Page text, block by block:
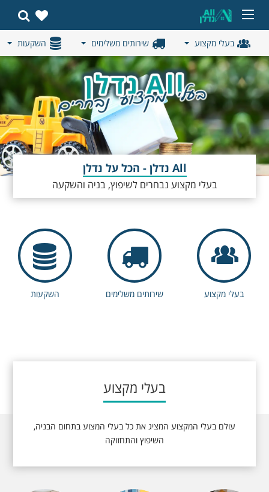
בעלי מקצוע שירותים משלימים השקעות
All נדלן - הכל על נדלן
בעלי מקצוע נבחרים לשיפוץ, בניה והשקעה
בעלי מקצוע שירותים משלימים השקעות
בעלי מקצוע
עולם בעלי המקצוע המציג את כל בעלי המצוע בתחום הבניה,
השיפוץ והתחזוקה